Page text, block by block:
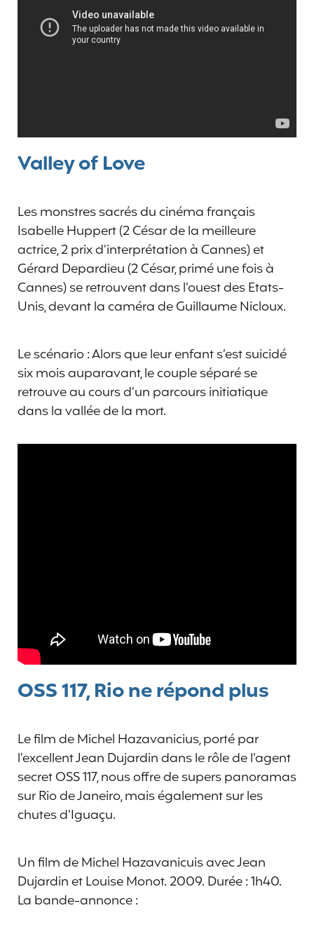
Valley of Love
Les monstres sacrés du cinéma français
Isabelle Huppert (2 César de la meilleure
actrice, 2 prix d’interprétation à Cannes) et
Gérard Depardieu (2 César, primé une fois à
Cannes) se retrouvent dans l’ouest des Etats-
Unis, devant la caméra de Guillaume Nicloux.
Le scénario : Alors que leur enfant s’est suicidé
six mois auparavant, le couple séparé se
retrouve au cours d’un parcours initiatique
dans la vallée de la mort.
OSS 117, Rio ne répond plus
Le film de Michel Hazavanicius, porté par
l’excellent Jean Dujardin dans le rôle de l’agent
secret OSS 117, nous offre de supers panoramas
sur Rio de Janeiro, mais également sur les
chutes d’Iguaçu.
Un film de Michel Hazavanicuis avec Jean
Dujardin et Louise Monot. 2009. Durée : 1h40.
La bande-annonce :